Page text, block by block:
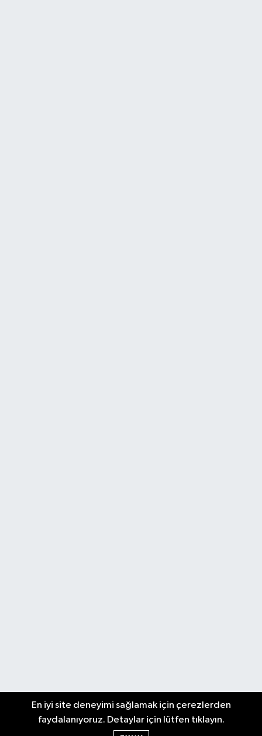
En iyi site deneyimi sağlamak için çerezlerden
faydalanıyoruz. Detaylar için lütfen tıklayın.